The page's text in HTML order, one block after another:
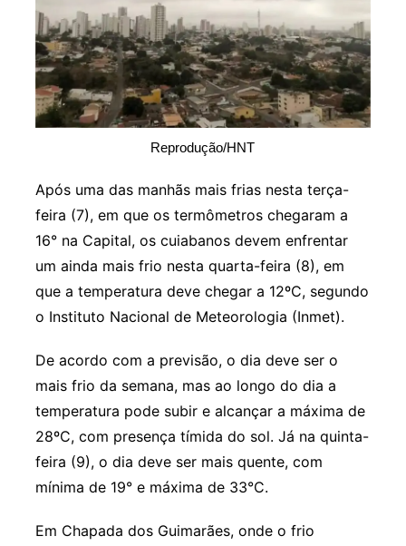
Reprodução/HNT
Após uma das manhãs mais frias nesta terça-
feira (7), em que os termômetros chegaram a
16° na Capital, os cuiabanos devem enfrentar
um ainda mais frio nesta quarta-feira (8), em
que a temperatura deve chegar a 12ºC, segundo
o Instituto Nacional de Meteorologia (Inmet).
De acordo com a previsão, o dia deve ser o
mais frio da semana, mas ao longo do dia a
temperatura pode subir e alcançar a máxima de
28ºC, com presença tímida do sol. Já na quinta-
feira (9), o dia deve ser mais quente, com
mínima de 19° e máxima de 33°C.
Em Chapada dos Guimarães, onde o frio